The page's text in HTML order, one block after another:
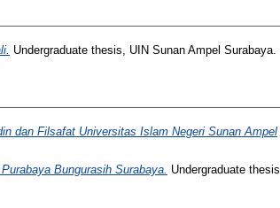
Undergraduate thesis, UIN Sunan Ampel Surabaya.
dan Filsafat Universitas Islam Negeri Sunan Ampel
Bungurasih Surabaya. Undergraduate thesis,